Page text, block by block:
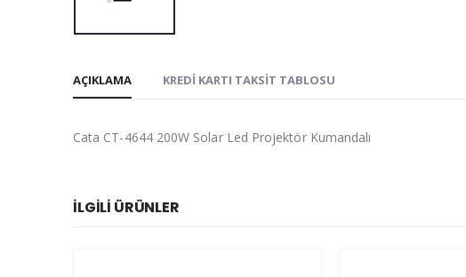
AÇIKLAMA KREDI KARTI TAKSIT TABLOSU
Cata CT-4644 200W Solar Led Projektör Kumandalı
İLGILI ÜRÜNLER